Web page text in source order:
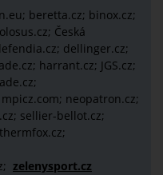
beretta.cz; binox.cz;
Česká
dellinger.cz;
harrant.cz; JGS.cz;
mpicz.com; neopatron.cz;
sellier-bellot.cz;
zelenysport.cz